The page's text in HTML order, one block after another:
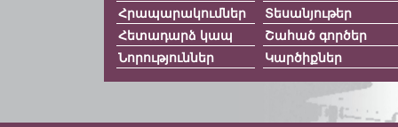
Հրապարակումներ
Տեսանյութեր
Հետադարձ կապ
Շահած գործեր
Նորություններ
Կարծիքներ